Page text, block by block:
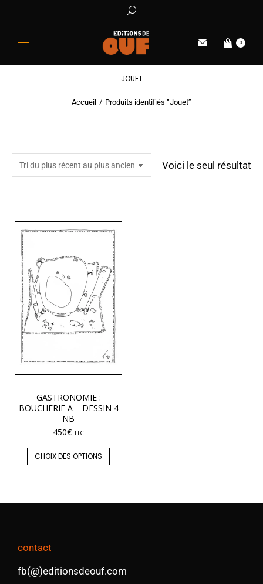
0
JOUET
Vous êtes ici :Accueil Produits identifiés “Jouet”
Voici le seul résultat
GASTRONOMIE :
BOUCHERIE A – DESSIN 4
NB
450€ TTC
CHOIX DES OPTIONS
contact
fb(@)editionsdeouf.com